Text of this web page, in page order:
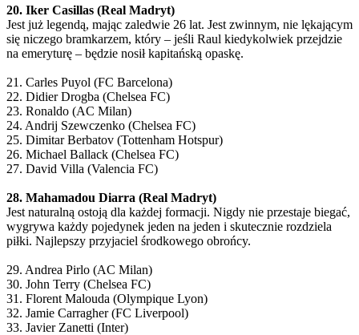
20. Iker Casillas (Real Madryt)
Jest już legendą, mając zaledwie 26 lat. Jest zwinnym, nie lękającym
się niczego bramkarzem, który – jeśli Raul kiedykolwiek przejdzie
na emeryturę – będzie nosił kapitańską opaskę.
21. Carles Puyol (FC Barcelona)
22. Didier Drogba (Chelsea FC)
23. Ronaldo (AC Milan)
24. Andrij Szewczenko (Chelsea FC)
25. Dimitar Berbatov (Tottenham Hotspur)
26. Michael Ballack (Chelsea FC)
27. David Villa (Valencia FC)
28. Mahamadou Diarra (Real Madryt)
Jest naturalną ostoją dla każdej formacji. Nigdy nie przestaje biegać,
wygrywa każdy pojedynek jeden na jeden i skutecznie rozdziela
piłki. Najlepszy przyjaciel środkowego obrońcy.
29. Andrea Pirlo (AC Milan)
30. John Terry (Chelsea FC)
31. Florent Malouda (Olympique Lyon)
32. Jamie Carragher (FC Liverpool)
33. Javier Zanetti (Inter)